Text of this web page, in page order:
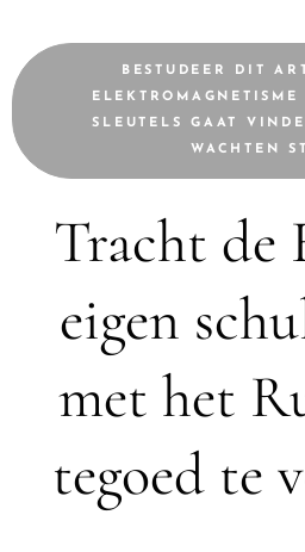
BESTUDEER DIT
SLEUTELS GAAT
WACHTEN
Tracht de
eigen
met het
tegoed te